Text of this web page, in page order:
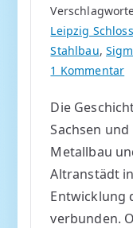
Leipzig
Stahlbau,
1 Kommentarzu
Die
Sachsen
Metallbau
Altranstädt
Entwicklung
verbunden.